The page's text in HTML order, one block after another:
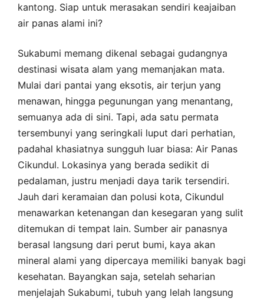
kantong. Siap untuk merasakan sendiri keajaiban
air panas alami ini?
Sukabumi memang dikenal sebagai gudangnya
destinasi wisata alam yang memanjakan mata.
Mulai dari pantai yang eksotis, air terjun yang
menawan, hingga pegunungan yang menantang,
semuanya ada di sini. Tapi, ada satu permata
tersembunyi yang seringkali luput dari perhatian,
padahal khasiatnya sungguh luar biasa: Air Panas
Cikundul. Lokasinya yang berada sedikit di
pedalaman, justru menjadi daya tarik tersendiri.
Jauh dari keramaian dan polusi kota, Cikundul
menawarkan ketenangan dan kesegaran yang sulit
ditemukan di tempat lain. Sumber air panasnya
berasal langsung dari perut bumi, kaya akan
mineral alami yang dipercaya memiliki banyak bagi
kesehatan. Bayangkan saja, setelah seharian
menjelajah Sukabumi, tubuh yang lelah langsung